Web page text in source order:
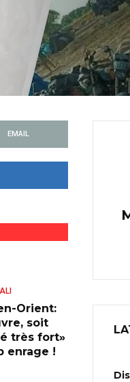
EMAIL
Orient:
soit
très fort»
enrage !